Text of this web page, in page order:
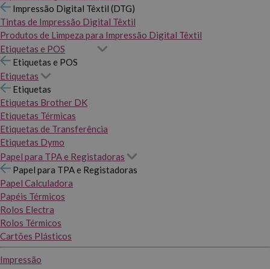
Impressão Digital Têxtil (DTG)
Tintas de Impressão Digital Têxtil
Produtos de Limpeza para Impressão Digital Têxtil
Etiquetas e POS
Etiquetas e POS
Etiquetas
Etiquetas
Etiquetas Brother DK
Etiquetas Térmicas
Etiquetas de Transferência
Etiquetas Dymo
Papel para TPA e Registadoras
Papel para TPA e Registadoras
Papel Calculadora
Papéis Térmicos
Rolos Electra
Rolos Térmicos
Cartões Plásticos
Impressão